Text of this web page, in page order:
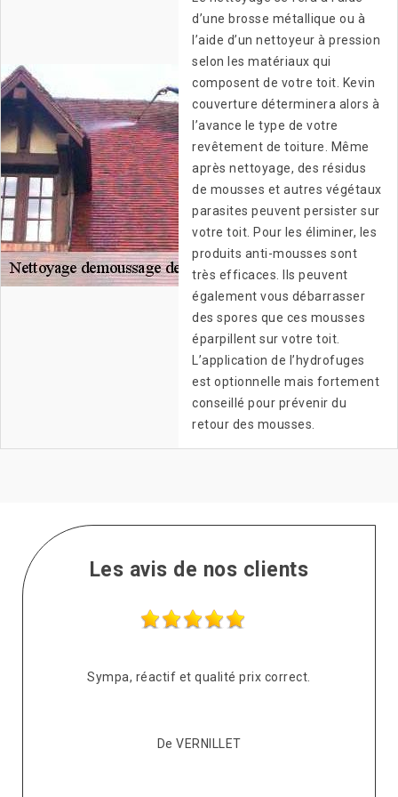
d’une brosse métallique ou à
l’aide d’un nettoyeur à pression
selon les matériaux qui
composent de votre toit. Kevin
couverture déterminera alors à
l’avance le type de votre
revêtement de toiture. Même
après nettoyage, des résidus
de mousses et autres végétaux
parasites peuvent persister sur
votre toit. Pour les éliminer, les
produits anti-mousses sont
très efficaces. Ils peuvent
également vous débarrasser
des spores que ces mousses
éparpillent sur votre toit.
L’application de l’hydrofuges
est optionnelle mais fortement
conseillé pour prévenir du
retour des mousses.
Les avis de nos clients
Sympa, réactif et qualité prix correct.
De VERNILLET